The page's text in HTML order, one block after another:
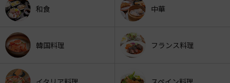
和食 中華
韓国料理 フランス料理